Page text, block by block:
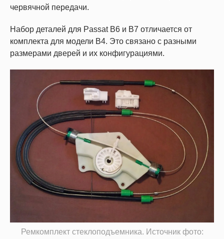
червячной передачи.
Набор деталей для Passat B6 и B7 отличается от
комплекта для модели B4. Это связано с разными
размерами дверей и их конфигурациями.
Ремкомплект стеклоподъемника. Источник фото: